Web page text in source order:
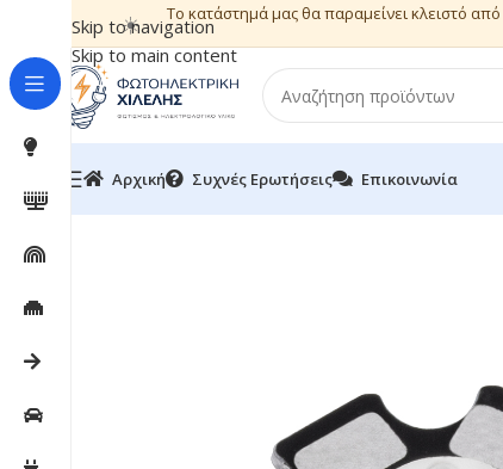
Skip to navigation
Skip to main content
☀️ Το κατάστημά μας θα παραμείνει κλειστό από
Αρχική Συχνές Ερωτήσεις Επικοινωνία